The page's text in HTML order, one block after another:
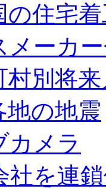
の住宅
メーカ
村別将
地の地震
カメラ
社を連